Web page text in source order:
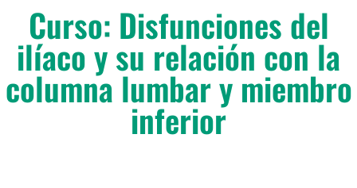
Curso: Disfunciones del
ilíaco y su relación con la
columna lumbar y miembro
inferior